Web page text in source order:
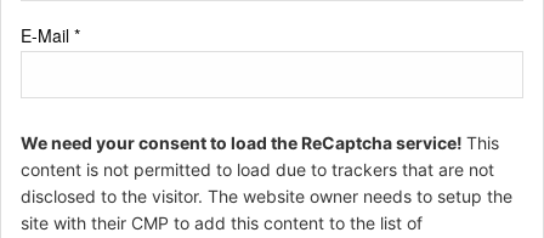
E-Mail *
We need your consent to load the ReCaptcha service! This
content is not permitted to load due to trackers that are not
disclosed to the visitor. The website owner needs to setup the
site with their CMP to add this content to the list of